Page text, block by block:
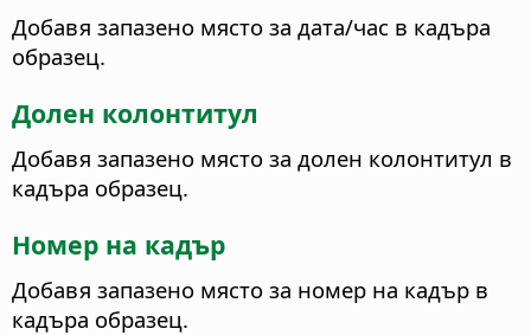
Добавя запазено място за дата/час в кадъра
образец.
Долен колонтитул
Добавя запазено място за долен колонтитул в
кадъра образец.
Номер на кадър
Добавя запазено място за номер на кадър в
кадъра образец.